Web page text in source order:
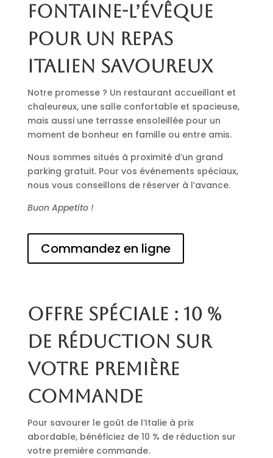
Fontaine-l’Évêque
pour un repas
italien savoureux
Notre promesse ? Un restaurant accueillant et
chaleureux, une salle confortable et spacieuse,
mais aussi une terrasse ensoleillée pour un
moment de bonheur en famille ou entre amis.
Nous sommes situés à proximité d’un grand
parking gratuit. Pour vos événements spéciaux,
nous vous conseillons de réserver à l’avance.
Buon Appetito !
Commandez en ligne
Offre spéciale : 10 %
de réduction sur
votre première
commande
Pour savourer le goût de l’Italie à prix
abordable, bénéficiez de 10 % de réduction sur
votre première commande.